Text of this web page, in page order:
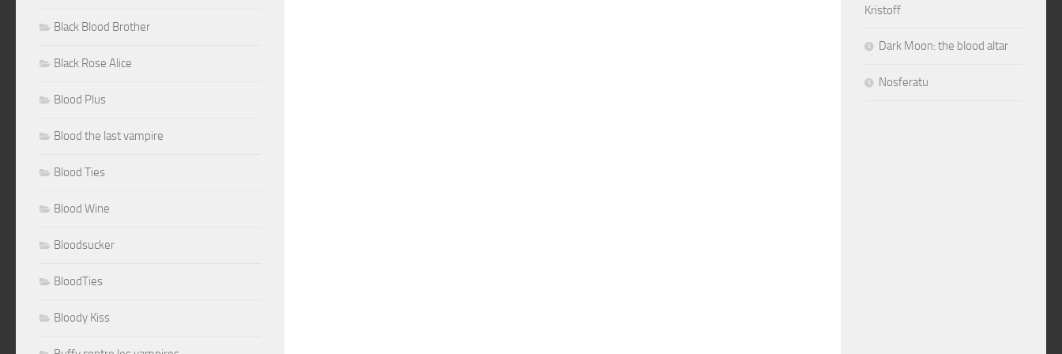
Black Blood Brother
Black Rose Alice
Blood Plus
Blood the last vampire
Blood Ties
Blood Wine
Bloodsucker
BloodTies
Bloody Kiss
Kristoff
Dark Moon: the blood altar
Nosferatu